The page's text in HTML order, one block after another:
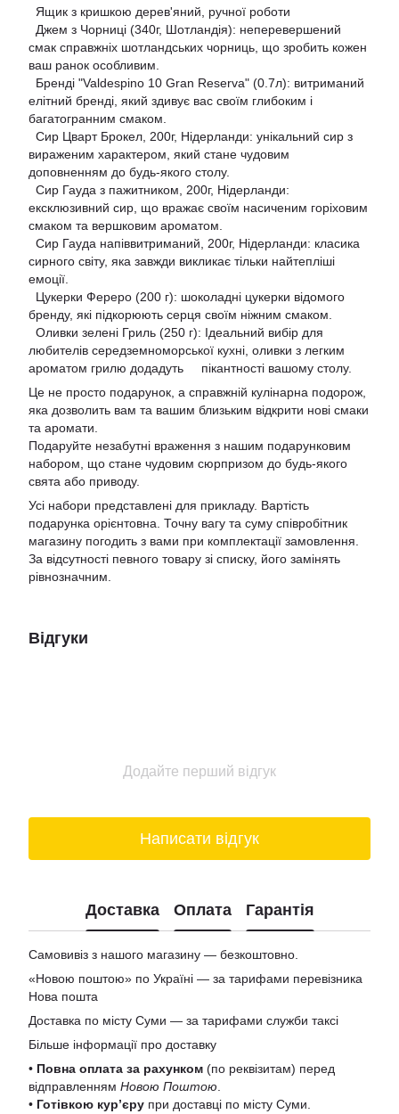
Ящик з кришкою дерев'яний, ручної роботи
Джем з Чорниці (340г, Шотландія): неперевершений
смак справжніх шотландських чорниць, що зробить кожен
ваш ранок особливим.
Бренді "Valdespino 10 Gran Reserva" (0.7л): витриманий
елітний бренді, який здивує вас своїм глибоким і
багатогранним смаком.
Сир Цварт Брокел, 200г, Нідерланди: унікальний сир з
вираженим характером, який стане чудовим
доповненням до будь-якого столу.
Сир Гауда з пажитником, 200г, Нідерланди:
ексклюзивний сир, що вражає своїм насиченим горіховим
смаком та вершковим ароматом.
Сир Гауда напіввитриманий, 200г, Нідерланди: класика
сирного світу, яка завжди викликає тільки найтепліші
емоції.
Цукерки Фереро (200 г): шоколадні цукерки відомого
бренду, які підкорюють серця своїм ніжним смаком.
Оливки зелені Гриль (250 г): Ідеальний вибір для
любителів середземноморської кухні, оливки з легким
ароматом грилю додадуть пікантності вашому столу.
Це не просто подарунок, а справжній кулінарна подорож,
яка дозволить вам та вашим близьким відкрити нові смаки
та аромати.
Подаруйте незабутні враження з нашим подарунковим
набором, що стане чудовим сюрпризом до будь-якого
свята або приводу.
Усі набори представлені для прикладу. Вартість
подарунка орієнтовна. Точну вагу та суму співробітник
магазину погодить з вами при комплектації замовлення.
За відсутності певного товару зі списку, його замінять
рівнозначним.
Відгуки
Додайте перший відгук
Написати відгук
Доставка Оплата Гарантія
Самовивіз з нашого магазину — безкоштовно.
«Новою поштою» по Україні — за тарифами перевізника
Нова пошта
Доставка по місту Суми — за тарифами служби таксі
Більше інформації про доставку
• Повна оплата за рахунком (по реквізитам) перед
відправленням Новою Поштою
• Готівкою кур’єру при доставці по місту Суми.